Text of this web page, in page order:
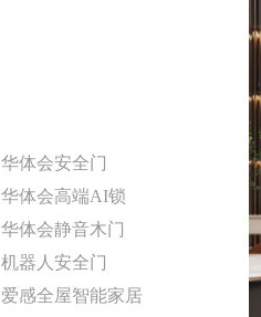
华体会安全门
华体会高端AI锁
华体会静音木门
机器人安全门
爱感全屋智能家居